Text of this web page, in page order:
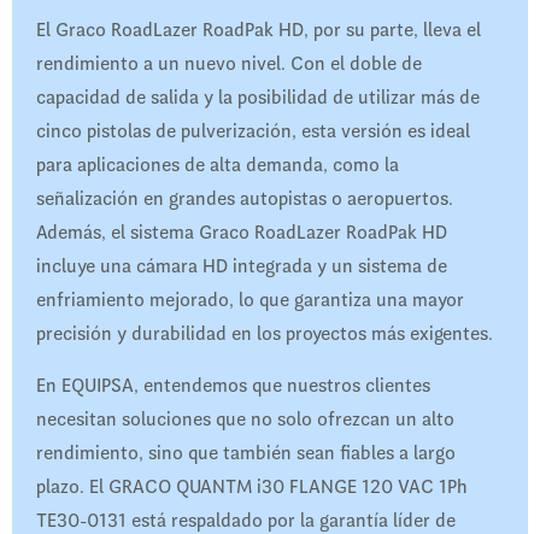
El Graco RoadLazer RoadPak HD, por su parte, lleva el
rendimiento a un nuevo nivel. Con el doble de
capacidad de salida y la posibilidad de utilizar más de
cinco pistolas de pulverización, esta versión es ideal
para aplicaciones de alta demanda, como la
señalización en grandes autopistas o aeropuertos.
Además, el sistema Graco RoadLazer RoadPak HD
incluye una cámara HD integrada y un sistema de
enfriamiento mejorado, lo que garantiza una mayor
precisión y durabilidad en los proyectos más exigentes.
En EQUIPSA, entendemos que nuestros clientes
necesitan soluciones que no solo ofrezcan un alto
rendimiento, sino que también sean fiables a largo
plazo. El GRACO QUANTM i30 FLANGE 120 VAC 1Ph
TE30-0131 está respaldado por la garantía líder de